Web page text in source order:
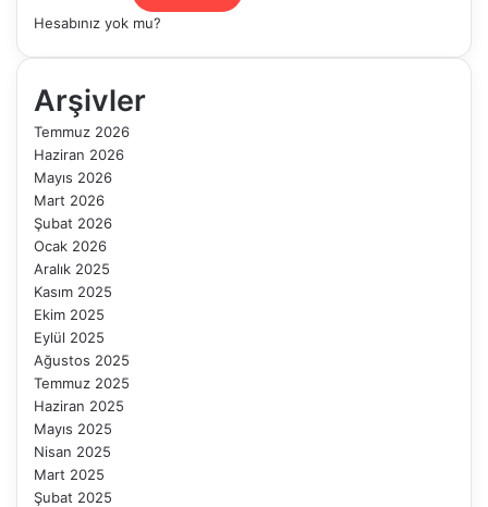
Hesabınız yok mu?
Arşivler
Temmuz 2026
Haziran 2026
Mayıs 2026
Mart 2026
Şubat 2026
Ocak 2026
Aralık 2025
Kasım 2025
Ekim 2025
Eylül 2025
Ağustos 2025
Temmuz 2025
Haziran 2025
Mayıs 2025
Nisan 2025
Mart 2025
Şubat 2025